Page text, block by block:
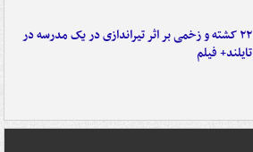
۲۲ کشته و زخمی بر اثر تیراندازی در یک مدرسه در
تایلند+ فیلم